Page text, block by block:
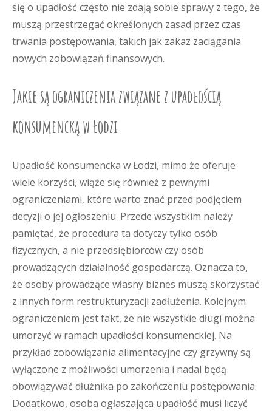
się o upadłość często nie zdają sobie sprawy z tego, że
muszą przestrzegać określonych zasad przez czas
trwania postępowania, takich jak zakaz zaciągania
nowych zobowiązań finansowych.
Jakie są ograniczenia związane z upadłością
konsumencką w Łodzi
Upadłość konsumencka w Łodzi, mimo że oferuje
wiele korzyści, wiąże się również z pewnymi
ograniczeniami, które warto znać przed podjęciem
decyzji o jej ogłoszeniu. Przede wszystkim należy
pamiętać, że procedura ta dotyczy tylko osób
fizycznych, a nie przedsiębiorców czy osób
prowadzących działalność gospodarczą. Oznacza to,
że osoby prowadzące własny biznes muszą skorzystać
z innych form restrukturyzacji zadłużenia. Kolejnym
ograniczeniem jest fakt, że nie wszystkie długi można
umorzyć w ramach upadłości konsumenckiej. Na
przykład zobowiązania alimentacyjne czy grzywny są
wyłączone z możliwości umorzenia i nadal będą
obowiązywać dłużnika po zakończeniu postępowania.
Dodatkowo, osoba ogłaszająca upadłość musi liczyć